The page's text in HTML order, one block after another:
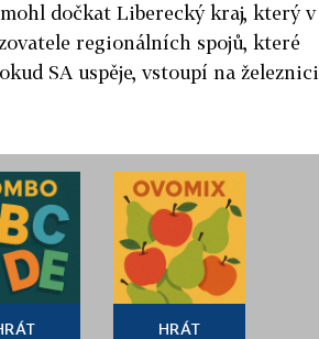
dočkat Liberecký kraj, který v
regionálních spojů, které
SA uspěje, vstoupí na železnici
HRÁT